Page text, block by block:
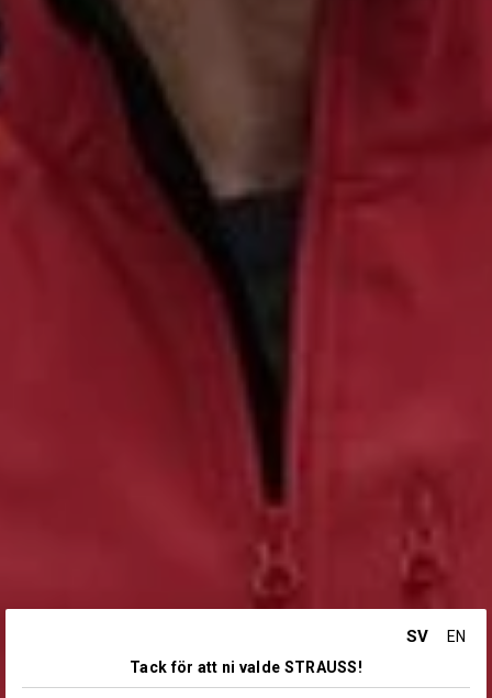
SV
EN
Tack för att ni valde STRAUSS!